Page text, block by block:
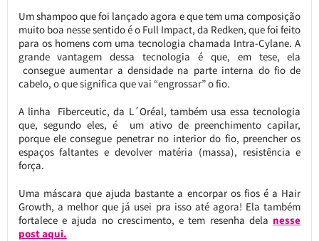
Um shampoo que foi lançado agora e que tem uma composição
muito boa nesse sentido é o Full Impact, da Redken, que foi feito
para os homens com uma tecnologia chamada Intra-Cylane. A
grande vantagem dessa tecnologia é que, em tese, ela
consegue aumentar a densidade na parte interna do fio de
cabelo, o que significa que vai “engrossar” o fio.
A linha Fiberceutic, da L´Oréal, também usa essa tecnologia
que, segundo eles, é um ativo de preenchimento capilar,
porque ele consegue penetrar no interior do fio, preencher os
espaços faltantes e devolver matéria (massa), resistência e
força.
Uma máscara que ajuda bastante a encorpar os fios é a Hair
Growth, a melhor que já usei pra isso até agora! Ela também
fortalece e ajuda no crescimento, e tem resenha dela nesse
post aqui.